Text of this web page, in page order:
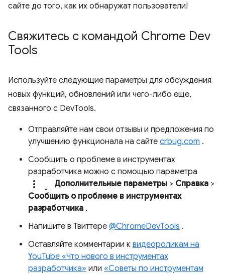
сайте до того, как их обнаружат пользователи!
Свяжитесь с командой Chrome Dev
Tools
Используйте следующие параметры для обсуждения
новых функций, обновлений или чего-либо еще,
связанного с DevTools.
Отправляйте нам свои отзывы и предложения по
улучшению функционала на сайте crbug.com .
Сообщить о проблеме в инструментах
разработчика можно с помощью параметра
more_vert. Дополнительные параметры > Справка >
Сообщить о проблеме в инструментах
разработчика .
Напишите в Твиттере @ChromeDevTools .
Оставляйте комментарии к видеороликам на
YouTube «Что нового в инструментах
разработчика» или «Советы по инструментам